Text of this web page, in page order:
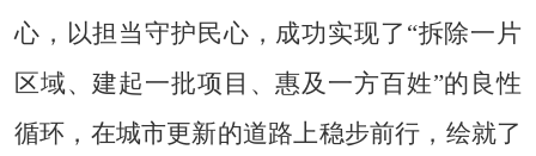
心，以担当守护民心，成功实现了“拆除一片
区域、建起一批项目、惠及一方百姓”的良性
循环，在城市更新的道路上稳步前行，绘就了